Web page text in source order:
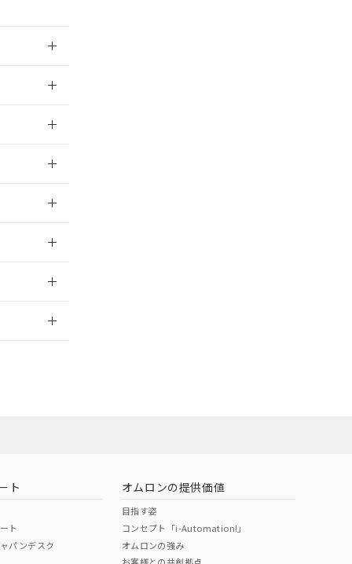
ト
ト
パンデスク
オムロンの提供価値
目指す姿
コンセプト「i-Automation!」
オムロンの強み